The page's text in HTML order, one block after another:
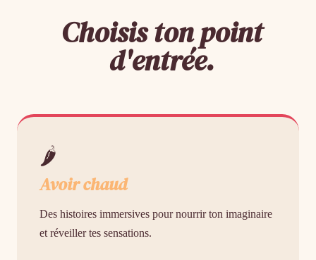
Choisis ton point
d'entrée.
🌶
Avoir chaud
Des histoires immersives pour nourrir ton imaginaire
et réveiller tes sensations.